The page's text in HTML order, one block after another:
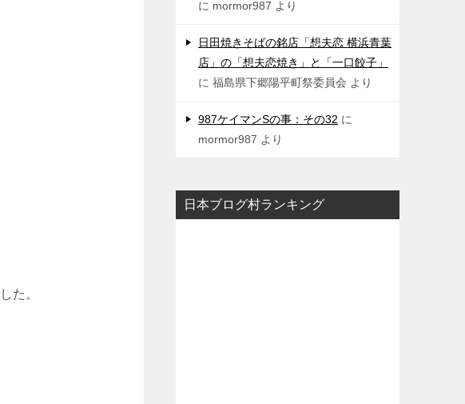
た。
に mormor987 より
日田焼きそばの銘店「想夫恋 横浜青葉
店」の「想夫恋焼き」と「一口餃子」
に 福島県下郷陽平町祭委員会 より
987ケイマンSの事：その32 に
mormor987 より
日本ブログ村ランキング